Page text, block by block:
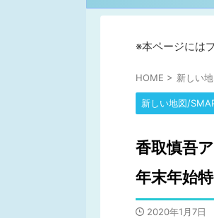
※本ページには
HOME > 新しい
新しい地図/
香取慎吾
年末年始
2020年1月7日